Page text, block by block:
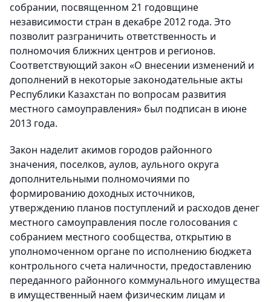
собрании, посвященном 21 годовщине
независимости стран в декабре 2012 года. Это
позволит разграничить ответственность и
полномочия ближних центров и регионов.
Соответствующий закон «О внесении изменений и
дополнений в некоторые законодательные акты
Республики Казахстан по вопросам развития
местного самоуправления» был подписан в июне
2013 года.
Закон наделит акимов городов районного
значения, поселков, аулов, аульного округа
дополнительными полномочиями по
формированию доходных источников,
утверждению планов поступлений и расходов денег
местного самоуправления после голосования с
собранием местного сообщества, открытию в
уполномоченном органе по исполнению бюджета
контрольного счета наличности, предоставлению
переданного районного коммунального имущества
в имущественный наем физическим лицам и